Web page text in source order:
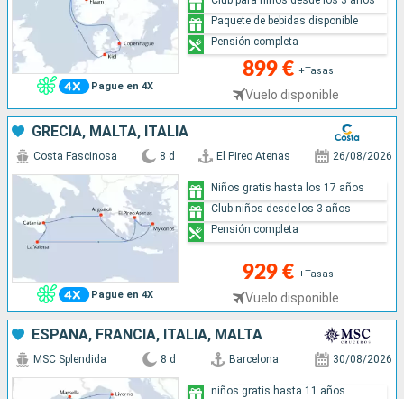
Pague en 4X
899 € +Tasas
Vuelo disponible
Paquete de bebidas disponible
Pensión completa
GRECIA, MALTA, ITALIA
Pague en 4X
Costa Fascinosa 8 d El Pireo Atenas 26/08/2026
929 € +Tasas
Vuelo disponible
Niños gratis hasta los 17 años
Club niños desde los 3 años
Pensión completa
ESPAÑA, FRANCIA, ITALIA, MALTA
MSC Splendida 8 d Barcelona 30/08/2026
niños gratis hasta 11 años